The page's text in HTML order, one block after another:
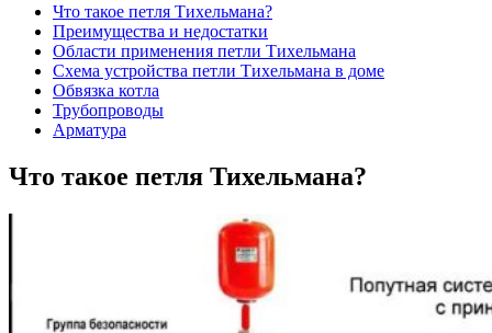
Что такое петля Тихельмана?
Преимущества и недостатки
Области применения петли Тихельмана
Схема устройства петли Тихельмана в доме
Обвязка котла
Трубопроводы
Арматура
Что такое петля Тихельмана?